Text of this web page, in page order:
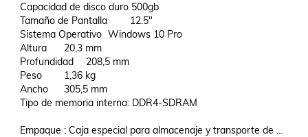
Capacidad de disco duro 500gb
Tamaño de Pantalla	12.5"
Sistema Operativo	Windows 10 Pro
Altura	20,3 mm
Profundidad	208,5 mm
Peso	1,36 kg
Ancho	305,5 mm
Tipo de memoria interna: DDR4-SDRAM
Empaque : Caja especial para almacenaje y transporte de